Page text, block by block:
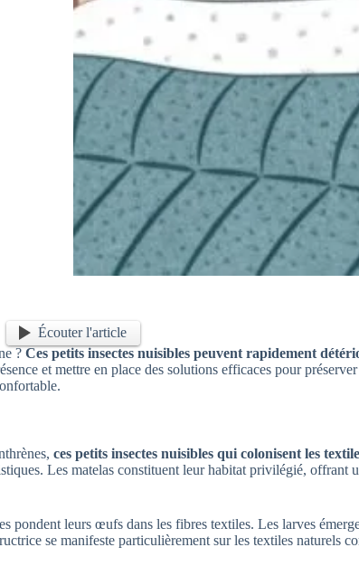
Écouter l'article
? Ces petits insectes nuisibles peuvent rapidement
et mettre en place des solutions efficaces pour
ces petits insectes nuisibles qui colonisent les
Les matelas constituent leur habitat privilégié, offrant
pondent leurs œufs dans les fibres textiles. Les larves
se manifeste particulièrement sur les textiles naturels